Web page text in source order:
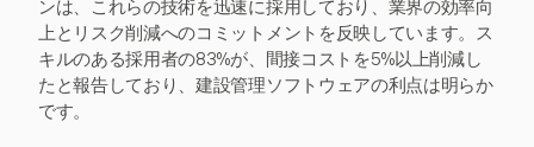
ンは、これらの技術を迅速に採用しており、業界の効率向
上とリスク削減へのコミットメントを反映しています。ス
キルのある採用者の83%が、間接コストを5%以上削減し
たと報告しており、建設管理ソフトウェアの利点は明らか
です。